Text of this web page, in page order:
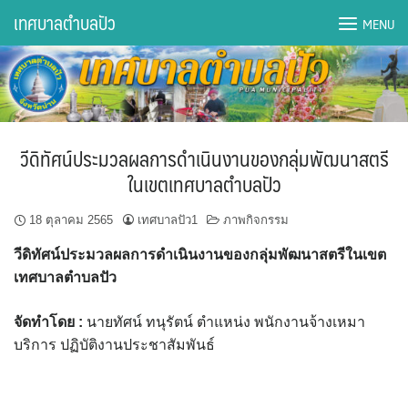
content
DWQA Ask Question
DWQA Questions
กองการศึกษา
กองคลัง
กองช่าง
กองยุทธศาสตร์และงบประมาณ
กองสาธารณสุขฯ
เทศบาลตำบลปัว MENU
วีดิทัศน์ประมวลผลการดำเนินงานของกลุ่มพัฒนาสตรี
ในเขตเทศบาลตำบลปัว
18 ตุลาคม 2565 เทศบาลปัว1 ภาพกิจกรรม
วีดิทัศน์ประมวลผลการดำเนินงานของกลุ่มพัฒนาสตรีในเขต
เทศบาลตำบลปัว
จัดทำโดย : นายทัศน์ ทนุรัตน์ ตำแหน่ง พนักงานจ้างเหมา
บริการ ปฏิบัติงานประชาสัมพันธ์